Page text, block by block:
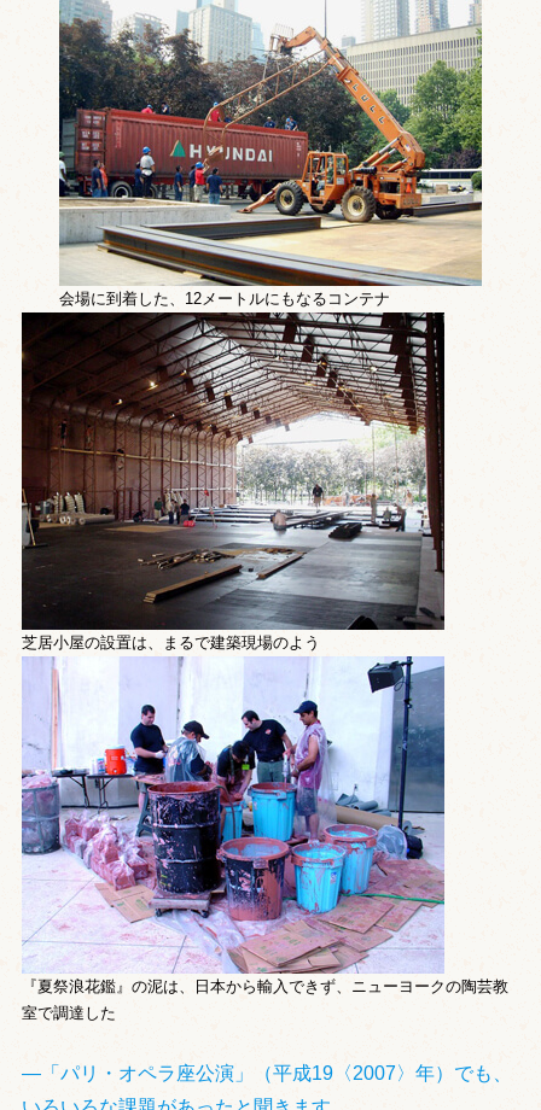
会場に到着した、12メートルにもなるコンテナ
芝居小屋の設置は、まるで建築現場のよう
『夏祭浪花鑑』の泥は、日本から輸入できず、ニューヨークの陶芸教
室で調達した
―「パリ・オペラ座公演」（平成19〈2007〉年）でも、